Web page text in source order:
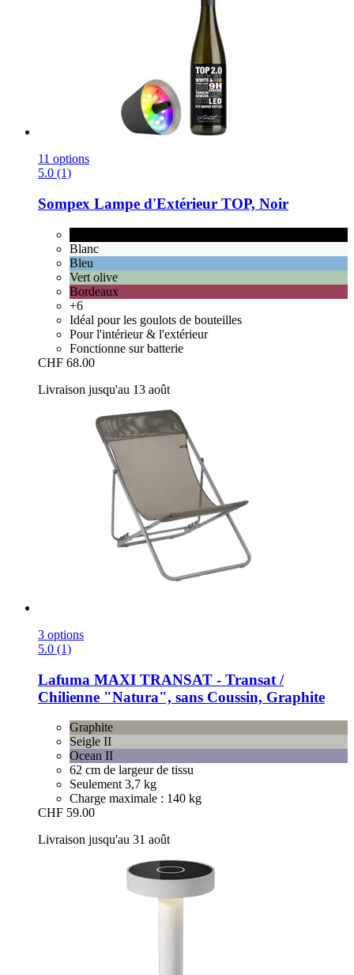
11 options
5.0 (1)
Sompex Lampe d'Extérieur TOP, Noir
Blanc
Bleu
Vert olive
Bordeaux
+6
Idéal pour les goulots de bouteilles
Pour l'intérieur & l'extérieur
Fonctionne sur batterie
CHF 68.00
Livraison jusqu'au 13 août
3 options
5.0 (1)
Lafuma MAXI TRANSAT -​ Transat /
Chilienne "Natura", sans Coussin, Graphite
Graphite
Seigle II
Ocean II
62 cm de largeur de tissu
Seulement 3,7 kg
Charge maximale : 140 kg
CHF 59.00
Livraison jusqu'au 31 août